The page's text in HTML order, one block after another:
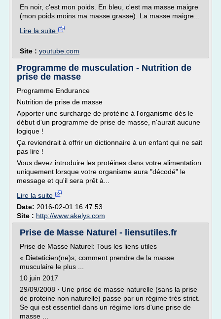
En noir, c'est mon poids. En bleu, c'est ma masse maigre
(mon poids moins ma masse grasse). La masse maigre...
Lire la suite
Site : youtube.com
Programme de musculation - Nutrition de
prise de masse
Programme Endurance
Nutrition de prise de masse
Apporter une surcharge de protéine à l'organisme dès le
début d'un programme de prise de masse, n'aurait aucune
logique !
Ça reviendrait à offrir un dictionnaire à un enfant qui ne sait
pas lire !
Vous devez introduire les protéines dans votre alimentation
uniquement lorsque votre organisme aura "décodé" le
message et qu'il sera prêt à...
Lire la suite
Date: 2016-02-01 16:47:53
Site : http://www.akelys.com
Prise de Masse Naturel - liensutiles.fr
Prise de Masse Naturel: Tous les liens utiles
« Dieteticien(ne)s; comment prendre de la masse
musculaire le plus ...
10 juin 2017
29/09/2008 · Une prise de masse naturelle (sans la prise
de proteine non naturelle) passe par un régime très strict.
Se qui est essentiel dans un règime lors d'une prise de
masse ...